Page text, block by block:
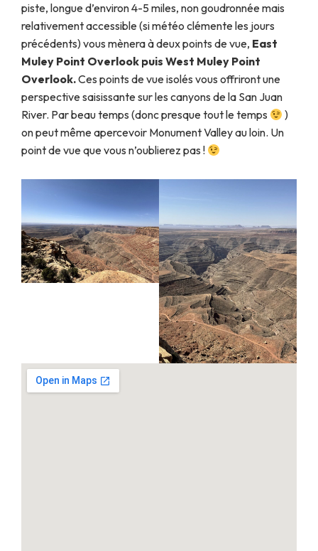
piste, longue d’environ 4-5 miles, non goudronnée mais
relativement accessible (si météo clémente les jours
précédents) vous mènera à deux points de vue, East
Muley Point Overlook puis West Muley Point
Overlook.Ces points de vue isolés vous offriront une
perspective saisissante sur les canyons de la San Juan
River. Par beau temps (donc presque tout le temps
)
on peut même apercevoir Monument Valley au loin. Un
point de vue que vous n’oublierez pas !